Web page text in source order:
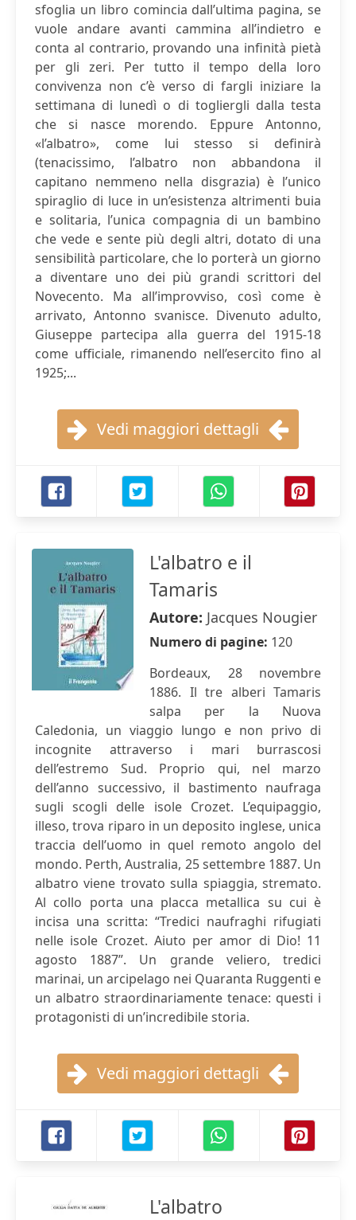
sfoglia un libro comincia dall’ultima pagina, se
vuole andare avanti cammina all’indietro e
conta al contrario, provando una infinità pietà
per gli zeri. Per tutto il tempo della loro
convivenza non c’è verso di fargli iniziare la
settimana di lunedì o di togliergli dalla testa
che si nasce morendo. Eppure Antonno,
«l’albatro», come lui stesso si definirà
(tenacissimo, l’albatro non abbandona il
capitano nemmeno nella disgrazia) è l’unico
spiraglio di luce in un’esistenza altrimenti buia
e solitaria, l’unica compagnia di un bambino
che vede e sente più degli altri, dotato di una
sensibilità particolare, che lo porterà un giorno
a diventare uno dei più grandi scrittori del
Novecento. Ma all’improvviso, così come è
arrivato, Antonno svanisce. Divenuto adulto,
Giuseppe partecipa alla guerra del 1915-18
come ufficiale, rimanendo nell’esercito fino al
1925;...
Vedi maggiori dettagli
L'albatro e il
Tamaris
Autore: Jacques Nougier
Numero di pagine: 120
Bordeaux, 28 novembre
1886. Il tre alberi Tamaris
salpa per la Nuova
Caledonia, un viaggio lungo e non privo di
incognite attraverso i mari burrascosi
dell’estremo Sud. Proprio qui, nel marzo
dell’anno successivo, il bastimento naufraga
sugli scogli delle isole Crozet. L’equipaggio,
illeso, trova riparo in un deposito inglese, unica
traccia dell’uomo in quel remoto angolo del
mondo. Perth, Australia, 25 settembre 1887. Un
albatro viene trovato sulla spiaggia, stremato.
Al collo porta una placca metallica su cui è
incisa una scritta: “Tredici naufraghi rifugiati
nelle isole Crozet. Aiuto per amor di Dio! 11
agosto 1887”. Un grande veliero, tredici
marinai, un arcipelago nei Quaranta Ruggenti e
un albatro straordinariamente tenace: questi i
protagonisti di un’incredibile storia.
Vedi maggiori dettagli
L'albatro